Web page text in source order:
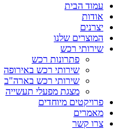
עמוד הבית
אודות
יצרנים
המוצרים שלנו
שירותי רכש
פתרונות רכש
שירותי רכש באירופה
שירותי רכש בארה"ב
מצגת מפעלי תעשייה
פרויקטים מיוחדים
מאמרים
צרו קשר